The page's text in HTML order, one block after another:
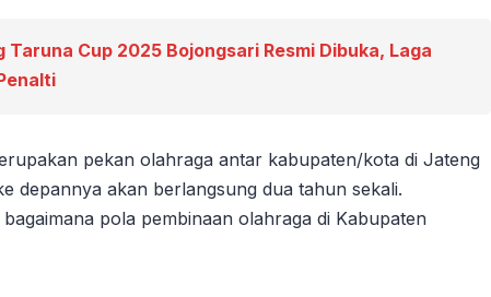
Taruna Cup 2025 Bojongsari Resmi Dibuka, Laga
pekan olahraga antar kabupaten/kota di Jateng
depannya akan berlangsung dua tahun sekali.
pola pembinaan olahraga di Kabupaten